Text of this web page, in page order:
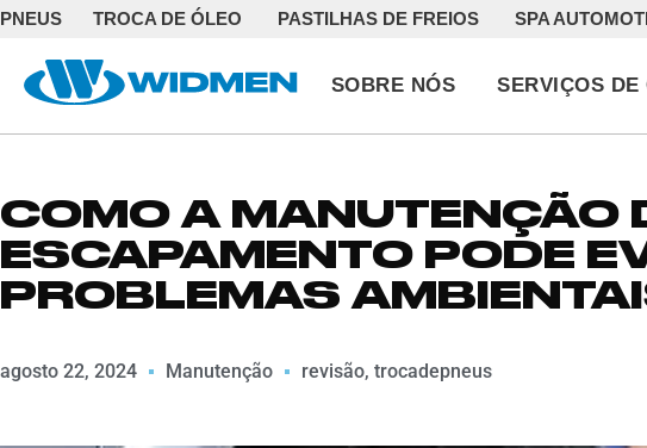
PNEUS TROCA DE ÓLEO PASTILHAS DE FREIOS SPA
SOBRE NÓS SERVIÇOS DE
COMO A MANUTENÇÃO
ESCAPAMENTO PODE
PROBLEMAS
agosto 22, 2024 Manutenção revisão, trocadepneus